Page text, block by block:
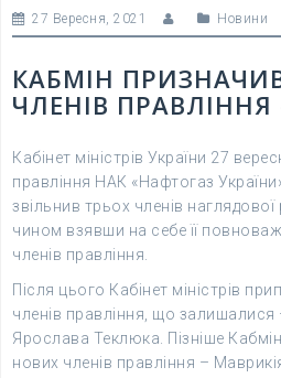
27 Вересня, 2021 Новини
КАБМІН
ЧЛЕНІВ
Кабінет міністрів України 27
правління НАК «Нафтогаз
звільнив трьох членів
чином взявши на себе її
членів правління.
Після цього Кабінет міністрів
членів правління, що залишалися
Ярослава Теклюка. Пізніше
нових членів правління –